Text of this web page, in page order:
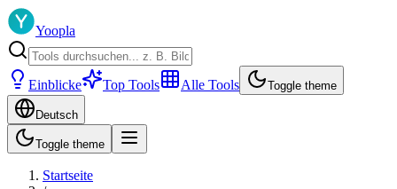
Yoopla
Einblicke Top Tools Alle Tools Toggle theme
Deutsch
Toggle theme
Startseite